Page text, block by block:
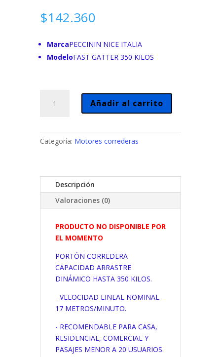
$142.360
MarcaPECCININ NICE ITALIA
ModeloFAST GATTER 350 KILOS
Corredera
Kilos
Italia.
(PRODUCTO
DISPONIBLE
MOMENTO)
cantidad
Añadir al carrito
Categoría: Motores correderas
Descripción
Valoraciones (0)
PRODUCTO NO DISPONIBLE POR
EL MOMENTO
PORTÓN CORREDERA
CAPACIDAD ARRASTRE
DINÁMICO HASTA 350 KILOS.
- VELOCIDAD LINEAL NOMINAL
17 METROS/MINUTO.
- RECOMENDABLE PARA CASA,
RESIDENCIAL, COMERCIAL Y
PASAJES MENOR A 20 USUARIOS.